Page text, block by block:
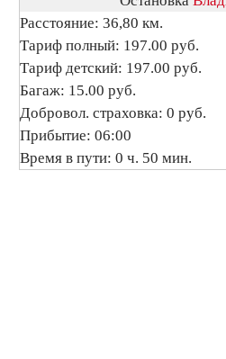
Расстояние: 36,80 км.
Тариф полный: 197.00 руб.
Тариф детский: 197.00 руб.
Багаж: 15.00 руб.
Добровол. страховка: 0 руб.
Прибытие: 06:00
Время в пути: 0 ч. 50 мин.